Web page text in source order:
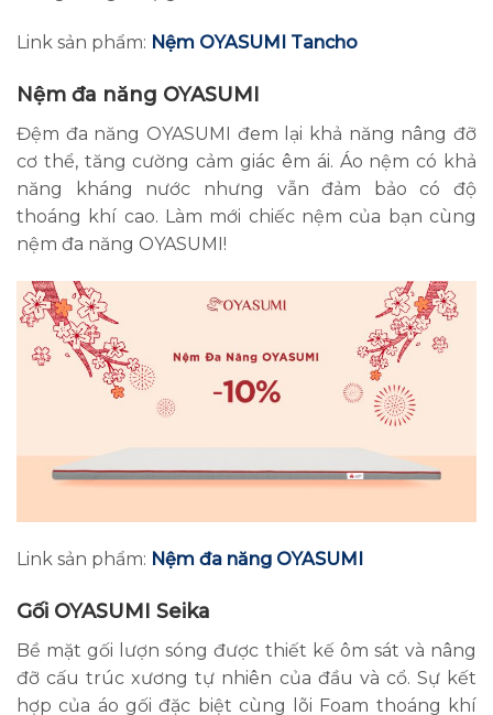
Link sản phẩm: Nệm OYASUMI Tancho
Nệm đa năng OYASUMI
Đệm đa năng OYASUMI đem lại khả năng nâng đỡ
cơ thể, tăng cường cảm giác êm ái. Áo nệm có khả
năng kháng nước nhưng vẫn đảm bảo có độ
thoáng khí cao. Làm mới chiếc nệm của bạn cùng
nệm đa năng OYASUMI!
Link sản phẩm: Nệm đa năng OYASUMI
Gối OYASUMI Seika
Bề mặt gối lượn sóng được thiết kế ôm sát và nâng
đỡ cấu trúc xương tự nhiên của đầu và cổ. Sự kết
hợp của áo gối đặc biệt cùng lõi Foam thoáng khí